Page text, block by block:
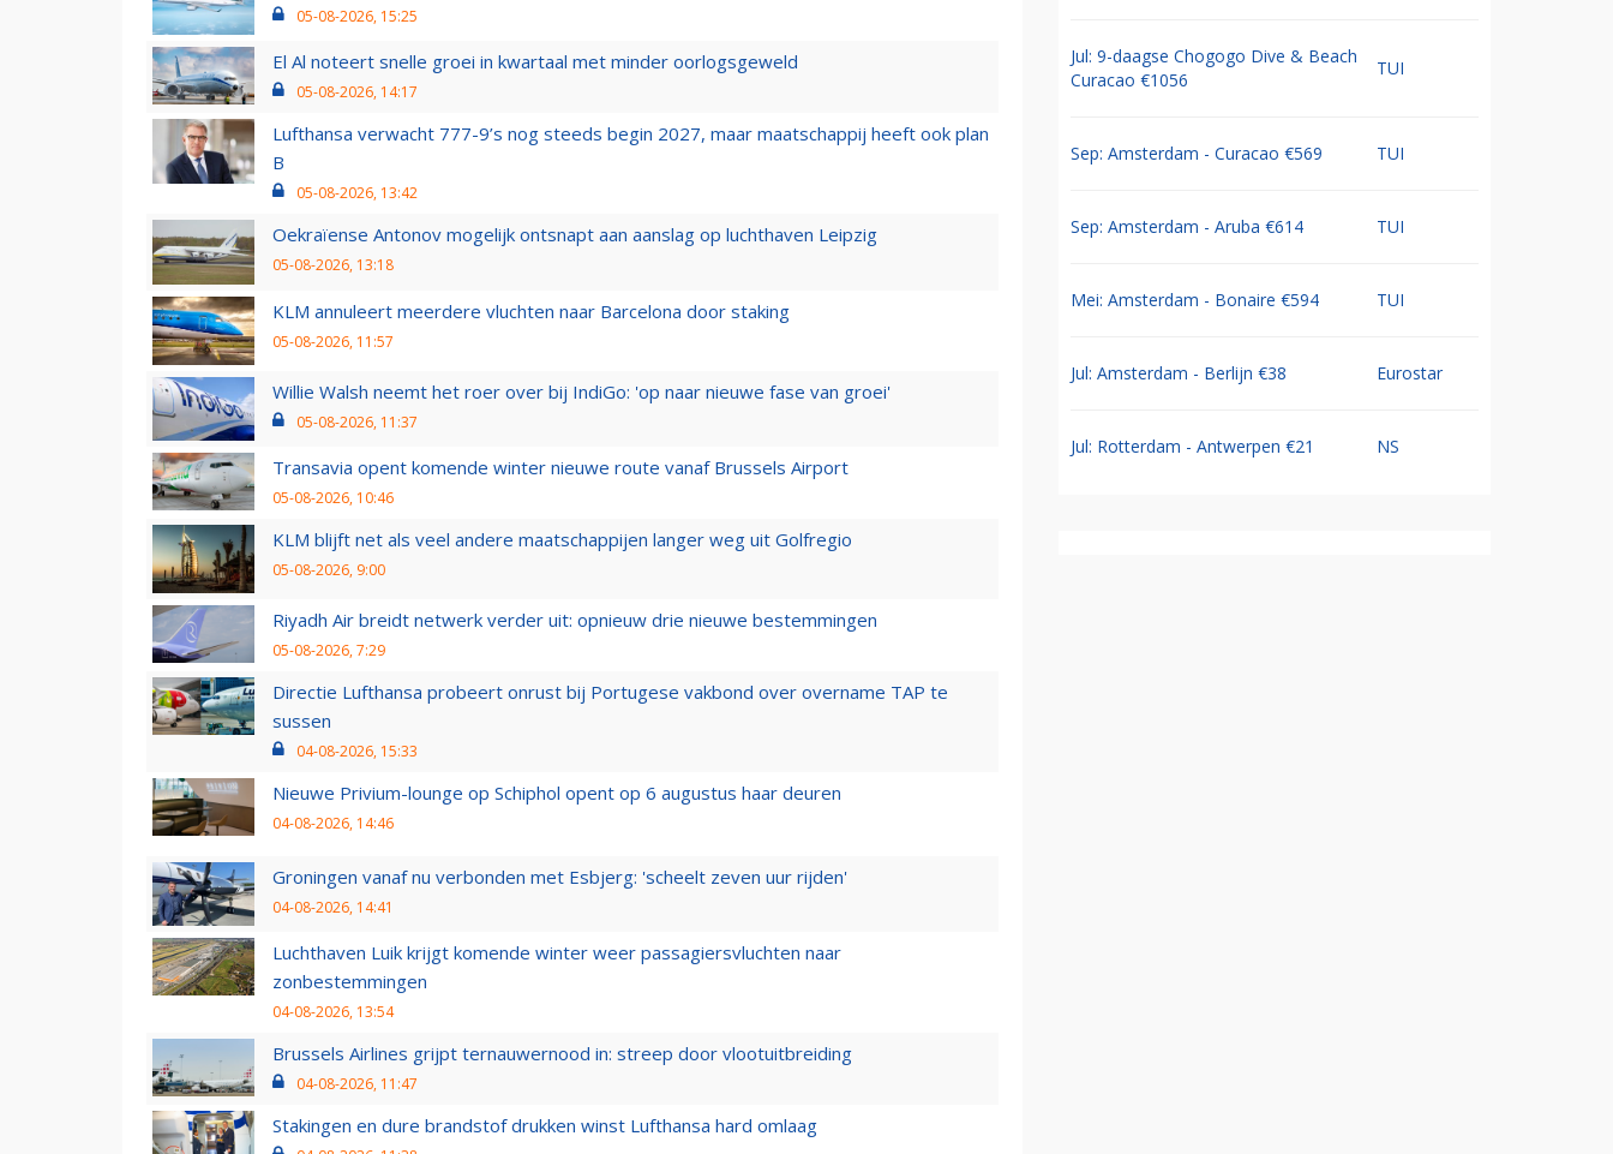
05-08-2026, 15:25
El Al noteert snelle groei in kwartaal met minder oorlogsgeweld
05-08-2026, 14:17
Lufthansa verwacht 777-9’s nog steeds begin 2027, maar maatschappij heeft ook plan
B
05-08-2026, 13:42
Oekraïense Antonov mogelijk ontsnapt aan aanslag op luchthaven Leipzig
05-08-2026, 13:18
KLM annuleert meerdere vluchten naar Barcelona door staking
05-08-2026, 11:57
Willie Walsh neemt het roer over bij IndiGo: 'op naar nieuwe fase van groei'
05-08-2026, 11:37
Transavia opent komende winter nieuwe route vanaf Brussels Airport
05-08-2026, 10:46
KLM blijft net als veel andere maatschappijen langer weg uit Golfregio
05-08-2026, 9:00
Riyadh Air breidt netwerk verder uit: opnieuw drie nieuwe bestemmingen
05-08-2026, 7:29
Directie Lufthansa probeert onrust bij Portugese vakbond over overname TAP te
sussen
04-08-2026, 15:33
Nieuwe Privium-lounge op Schiphol opent op 6 augustus haar deuren
04-08-2026, 14:46
Groningen vanaf nu verbonden met Esbjerg: 'scheelt zeven uur rijden'
04-08-2026, 14:41
Luchthaven Luik krijgt komende winter weer passagiersvluchten naar
zonbestemmingen
04-08-2026, 13:54
Brussels Airlines grijpt ternauwernood in: streep door vlootuitbreiding
04-08-2026, 11:47
Stakingen en dure brandstof drukken winst Lufthansa hard omlaag
Jul: 9-daagse Chogogo Dive & Beach
Curacao €1056
TUI
Sep: Amsterdam - Curacao €569 TUI
Sep: Amsterdam - Aruba €614 TUI
Mei: Amsterdam - Bonaire €594 TUI
Jul: Amsterdam - Berlijn €38 Eurostar
Jul: Rotterdam - Antwerpen €21 NS